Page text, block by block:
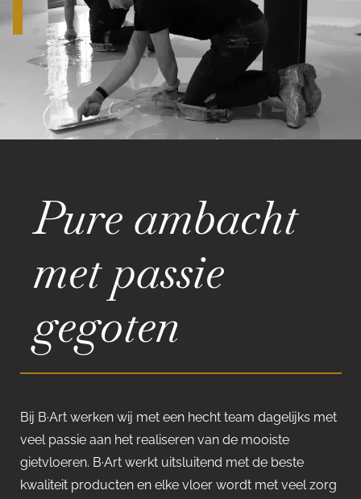
Pure ambacht
met passie
gegoten
Bij B·Art werken wij met een hecht team dagelijks met
veel passie aan het realiseren van de mooiste
gietvloeren. B·Art werkt uitsluitend met de beste
kwaliteit producten en elke vloer wordt met veel zorg